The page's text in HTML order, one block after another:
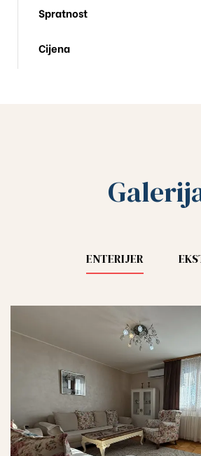
Spratnost
Cijena
ENTERIJER